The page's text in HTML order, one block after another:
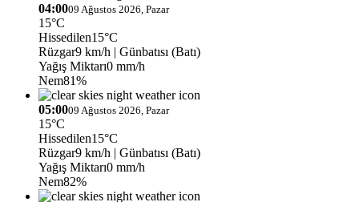
04:0009 Ağustos 2026, Pazar
15°C
Hissedilen15°C
Rüzgar9 km/h | Günbatısı (Batı)
Yağış Miktarı0 mm/h
Nem81%
05:0009 Ağustos 2026, Pazar
15°C
Hissedilen15°C
Rüzgar9 km/h | Günbatısı (Batı)
Yağış Miktarı0 mm/h
Nem82%